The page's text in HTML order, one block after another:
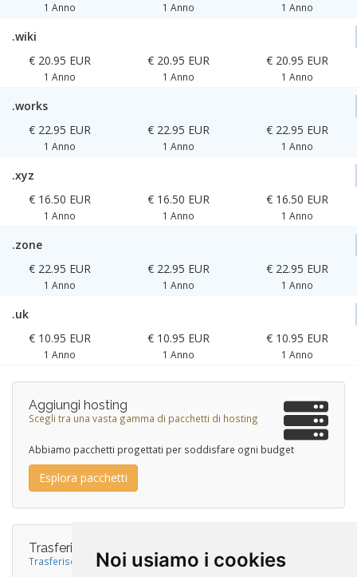
Noi usiamo i cookies
1 Anno 1 Anno 1 Anno
.wiki
€ 20.95 EUR
1 Anno
€ 20.95 EUR
1 Anno
€ 20.95 EUR
1 Anno
.works
€ 22.95 EUR
1 Anno
€ 22.95 EUR
1 Anno
€ 22.95 EUR
1 Anno
.xyz
€ 16.50 EUR
1 Anno
€ 16.50 EUR
1 Anno
€ 16.50 EUR
1 Anno
.zone
€ 22.95 EUR
1 Anno
€ 22.95 EUR
1 Anno
€ 22.95 EUR
1 Anno
.uk
€ 10.95 EUR
1 Anno
€ 10.95 EUR
1 Anno
€ 10.95 EUR
1 Anno
Aggiungi hosting
Scegli tra una vasta gamma di pacchetti di hosting
Abbiamo pacchetti progettati per soddisfare ogni budget
Esplora pacchetti
Trasferisci il tuo dominio da noi
Trasferisci ora ed estendi il tuo dominio per un anno!*